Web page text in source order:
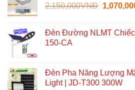
2,150,000VNĐ Giá
Đèn Đường NLMT
150-CA
Đèn Pha Năng Lượng
Light | JD-T300 300W